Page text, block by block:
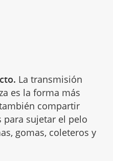
La transmisión
es la forma más
compartir
para sujetar el pelo
gomas, coleteros y